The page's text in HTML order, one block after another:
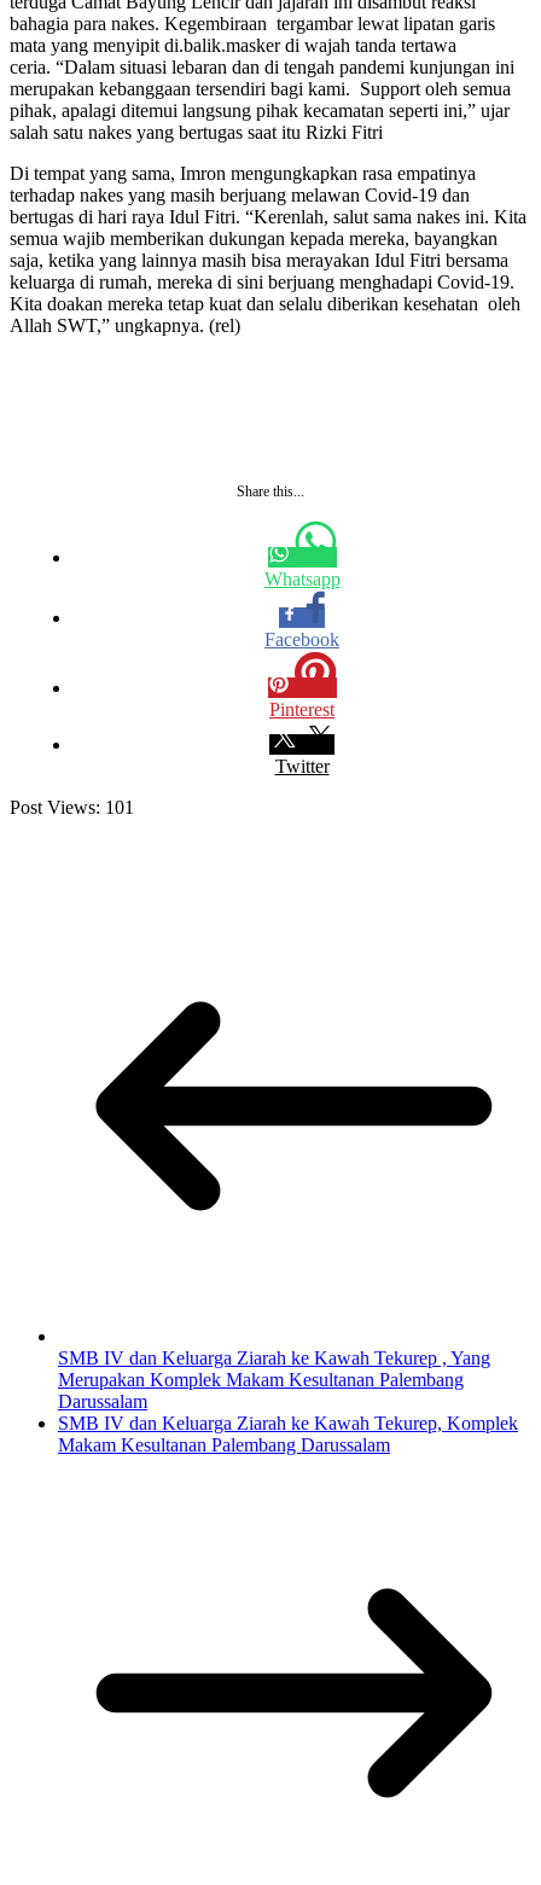
bahagia para nakes. Kegembiraan tergambar lewat lipatan garis
mata yang menyipit di.balik.masker di wajah tanda tertawa
ceria. “Dalam situasi lebaran dan di tengah pandemi kunjungan ini
merupakan kebanggaan tersendiri bagi kami. Support oleh semua
pihak, apalagi ditemui langsung pihak kecamatan seperti ini,” ujar
salah satu nakes yang bertugas saat itu Rizki Fitri
Di tempat yang sama, Imron mengungkapkan rasa empatinya
terhadap nakes yang masih berjuang melawan Covid-19 dan
bertugas di hari raya Idul Fitri. “Kerenlah, salut sama nakes ini. Kita
semua wajib memberikan dukungan kepada mereka, bayangkan
saja, ketika yang lainnya masih bisa merayakan Idul Fitri bersama
keluarga di rumah, mereka di sini berjuang menghadapi Covid-19.
Kita doakan mereka tetap kuat dan selalu diberikan kesehatan oleh
Allah SWT,” ungkapnya. (rel)
Share this...
Whatsapp
Facebook
Pinterest
Twitter
Post Views: 101
SMB IV dan Keluarga Ziarah ke Kawah Tekurep , Yang
Merupakan Komplek Makam Kesultanan Palembang
Darussalam
SMB IV dan Keluarga Ziarah ke Kawah Tekurep, Komplek
Makam Kesultanan Palembang Darussalam